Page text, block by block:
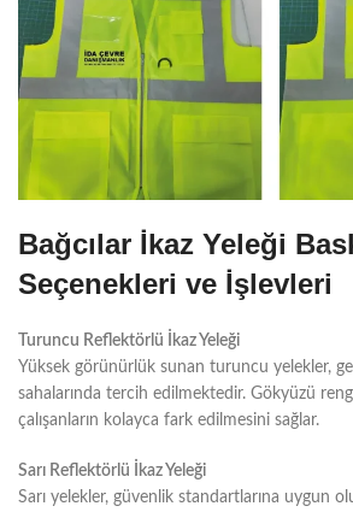
Bağcılar İkaz Yeleği
Seçenekleri ve İşlevleri
Turuncu Reflektörlü İkaz Yeleği
Yüksek görünürlük sunan turuncu yelekler,
sahalarında tercih edilmektedir. Gökyüzü
çalışanların kolayca fark edilmesini sağlar.
Sarı Reflektörlü İkaz Yeleği
Sarı yelekler, güvenlik standartlarına uygun